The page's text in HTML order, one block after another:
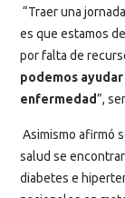
“Traer una
es que estamos
por falta de
podemos
enfermedad”,
Asimismo afirmó
salud se
diabetes e